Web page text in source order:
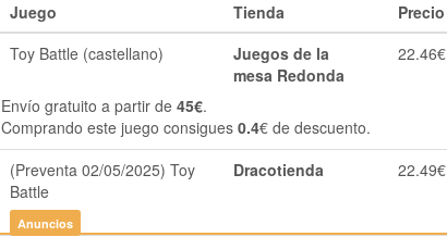
Juego Tienda Precio
Toy Battle (castellano)
Juegos de la
mesa Redonda
22.46€
Envío gratuito a partir de45€.
Comprando este juego consigues0.4€ de descuento.
(Preventa 02/05/2025) Toy
Battle
Dracotienda 22.49€
Anuncios